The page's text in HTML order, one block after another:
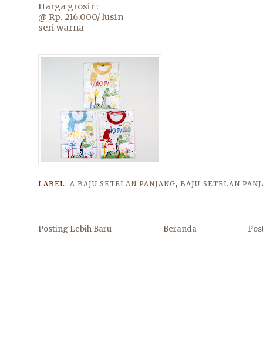
Harga grosir :
@ Rp. 216.000/ lusin
seri warna
LABEL:A BAJU SETELAN PANJANG,BAJU SETELAN
Posting Lebih Baru Beranda